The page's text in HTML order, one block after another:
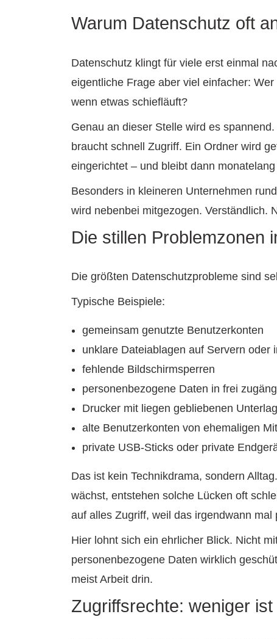
Warum Datenschutz oft
Datenschutz klingt für viele erst einmal
eigentliche Frage aber viel einfacher:
wenn etwas schiefläuft?
Genau an dieser Stelle wird es
braucht schnell Zugriff. Ein Ordner wird
eingerichtet – und bleibt dann
Besonders in kleineren Unternehmen
wird nebenbei mitgezogen. Verständlich.
Die stillen Problemzonen
Die größten Datenschutzprobleme sind
Typische Beispiele:
gemeinsam genutzte Benutzerkonten
unklare Dateiablagen auf Servern oder
fehlende Bildschirmsperren
personenbezogene Daten in frei
Drucker mit liegen gebliebenen
alte Benutzerkonten von ehemaligen
private USB-Sticks oder private
Das ist kein Technikdrama, sondern
wächst, entstehen solche Lücken oft
auf alles Zugriff, weil das irgendwann mal
Hier lohnt sich ein ehrlicher Blick. Nicht
personenbezogene Daten wirklich
meist Arbeit drin.
Zugriffsrechte: weniger